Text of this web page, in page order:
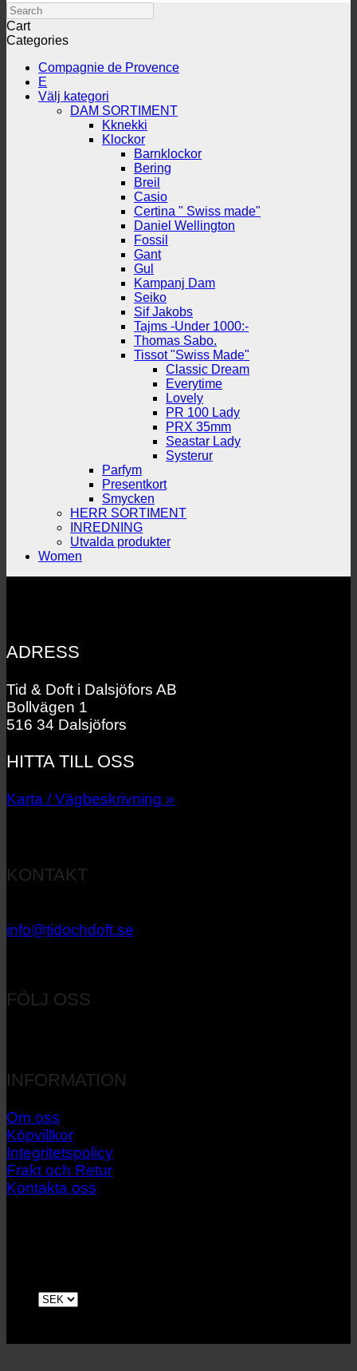
Search
Cart
Categories
Compagnie de Provence
E
Välj kategori
DAM SORTIMENT
Kknekki
Klockor
Barnklockor
Bering
Breil
Casio
Certina " Swiss made"
Daniel Wellington
Fossil
Gant
Gul
Kampanj Dam
Seiko
Sif Jakobs
Tajms -Under 1000:-
Thomas Sabo.
Tissot "Swiss Made"
Classic Dream
Everytime
Lovely
PR 100 Lady
PRX 35mm
Seastar Lady
Systerur
Parfym
Presentkort
Smycken
HERR SORTIMENT
INREDNING
Utvalda produkter
Women
ADRESS
Tid & Doft i Dalsjöfors AB
Bollvägen 1
516 34 Dalsjöfors
HITTA TILL OSS
Karta / Vägbeskrivning »
KONTAKT
info@tidochdoft.se
FÖLJ OSS
INFORMATION
Om oss
Köpvillkor
Integritetspolicy
Frakt och Retur
Kontakta oss